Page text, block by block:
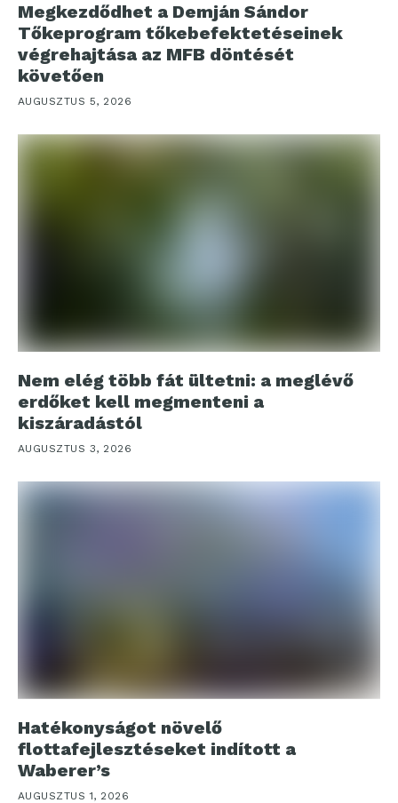
Megkezdődhet a Demján Sándor
Tőkeprogram tőkebefektetéseinek
végrehajtása az MFB döntését
követően
AUGUSZTUS 5, 2026
Nem elég több fát ültetni: a meglévő
erdőket kell megmenteni a
kiszáradástól
AUGUSZTUS 3, 2026
Hatékonyságot növelő
flottafejlesztéseket indított a
Waberer’s
AUGUSZTUS 1, 2026